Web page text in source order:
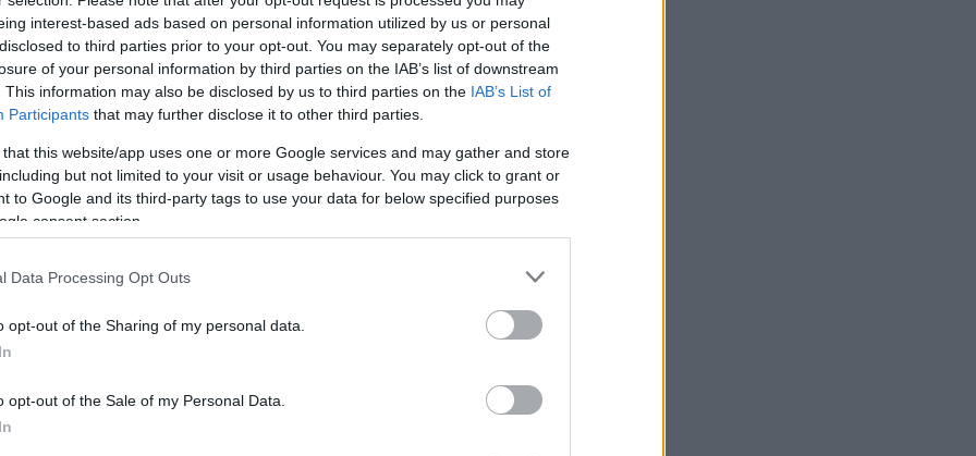
interest-based ads based on personal information utilized by us or personal
to third parties prior to your opt-out. You may separately opt-out of the
of your personal information by third parties on the IAB’s list of downstream
This information may also be disclosed by us to third parties on the IAB’s List of
Participants that may further disclose it to other third parties.
that this website/app uses one or more Google services and may gather and store
but not limited to your visit or usage behaviour. You may click to grant or
to Google and its third-party tags to use your data for below specified purposes
consent section.
Data Processing Opt Outs
opt-out of the Sharing of my personal data.
opt-out of the Sale of my Personal Data.
Hitchcockami; Hitchcockiem; Hitchcockom; Hitchcocków;